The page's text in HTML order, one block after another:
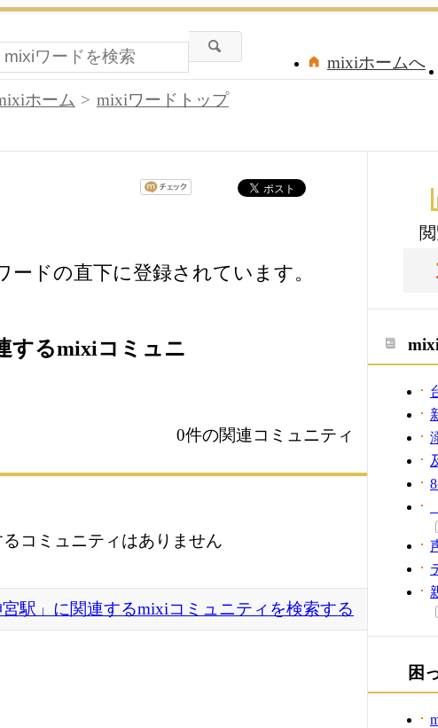
mixiホームへ
ホーム
mixiワードトップ
ードの直下に登録されています。
するmixiコミュニ
0件の関連コミュニティ
るコミュニティはありません
宮駅」に関連するmixiコミュニティを検索する
困